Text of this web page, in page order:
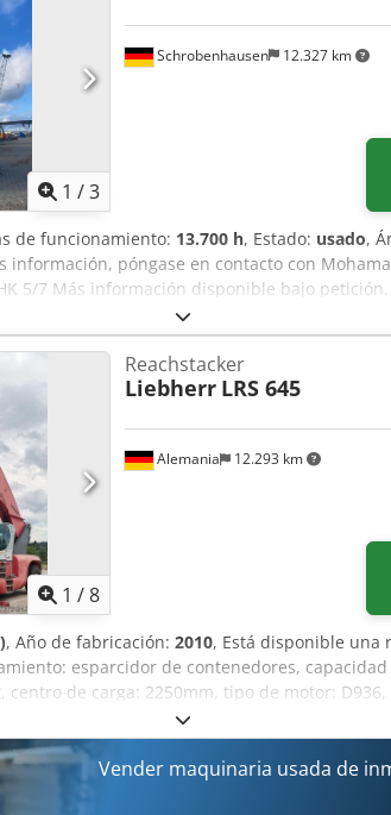
1 /3
Schrobenhausen 12.327 km
de funcionamiento: 13.700 h, Estado: usado,
póngase en contacto con
5/7 Más información disponible bajo
Juntan HHK 5/7, año de fabricación 2002.
1 /8
Alemania 12.293 km
Reachstacker
Liebherr LRS 645
, Año de fabricación: 2010, Está disponible una
esparcidor de contenedores,
centro de carga: 2250mm, tipo de motor:
máxima de desplazamiento: 25km/h, altura
7250mm, altura máxima de apilamiento
de la máquina L/A/H: aprox. 4500mm/
Documentación disponible. Es posible la
Vender maquinaria usada de